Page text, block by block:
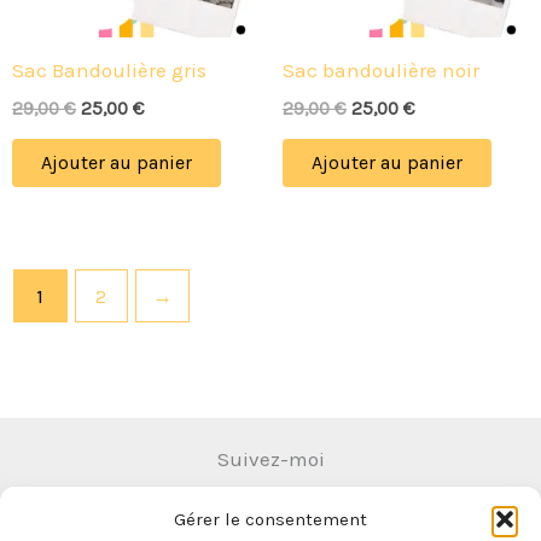
Gérer le consentement
Sac Bandoulière gris
29,00€ 25,00 €
Ajouter au panier
Sac bandoulière noir
29,00€ 25,00 €
Ajouter au panier
1 2 →
Suivez-moi